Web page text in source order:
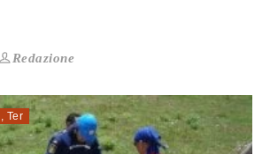
Redazione
, Ter